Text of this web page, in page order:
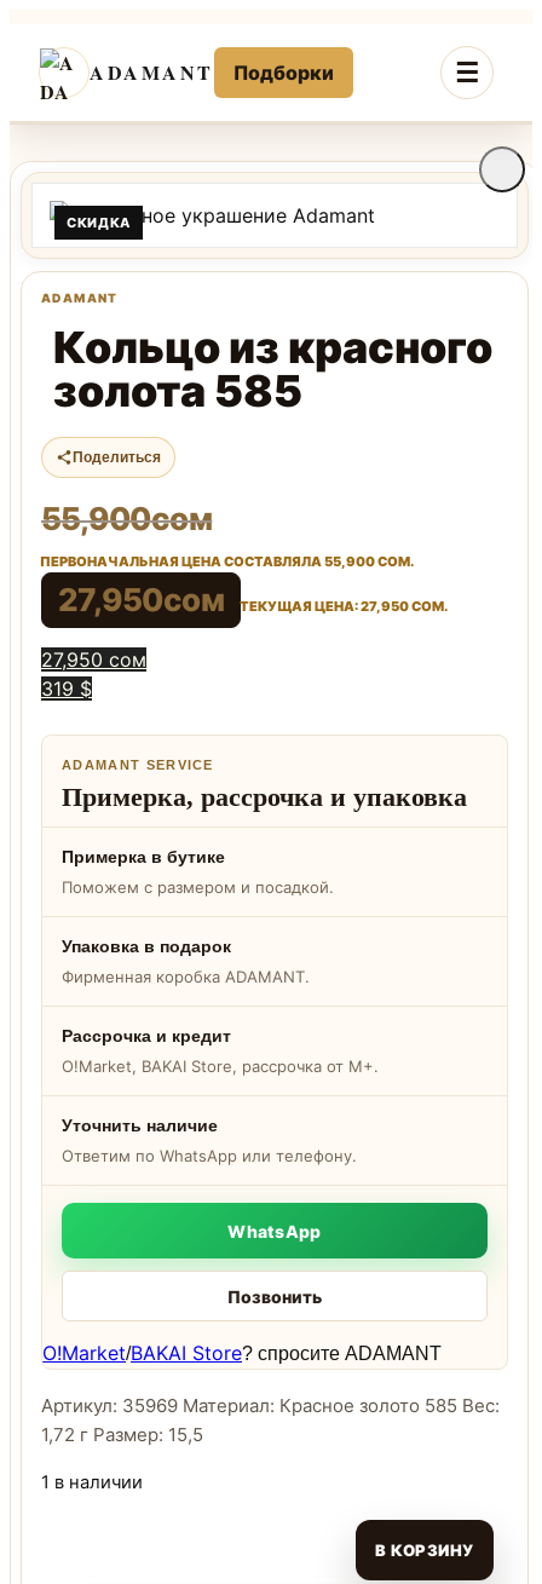
содержимому
ADAMANT Подборки
СКИДКА
Кольцо из красного
золота 585
Поделиться
55,900сом
ПЕРВОНАЧАЛЬНАЯ ЦЕНА СОСТАВЛЯЛА 55,900 СОМ.
27,950сом ТЕКУЩАЯ ЦЕНА: 27,950 СОМ.
27,950 сом
319 $
ADAMANT SERVICE
Примерка, рассрочка и упаковка
Примерка в бутике
Поможем с размером и посадкой.
Упаковка в подарок
Фирменная коробка ADAMANT.
Рассрочка и кредит
O!Market, BAKAI Store, рассрочка от M+.
Уточнить наличие
Ответим по WhatsApp или телефону.
WhatsApp
Позвонить
O!Market/BAKAI Store? спросите ADAMANT
Артикул: 35969 Материал: Красное золото 585 Вес:
1,72 г Размер: 15,5
1 в наличии
В КОРЗИНУ